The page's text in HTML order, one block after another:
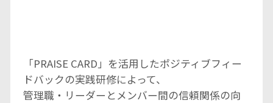
「PRAISE CARD」を活用したポジティブフィー
ドバックの実践研修によって、
管理職・リーダーとメンバー間の信頼関係の向